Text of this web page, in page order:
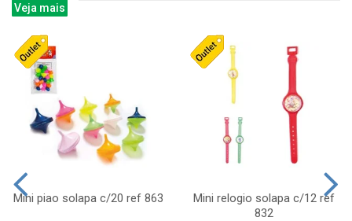
Veja mais
Mini piao solapa c/20 ref 863
Mini relogio solapa c/12 ref
832